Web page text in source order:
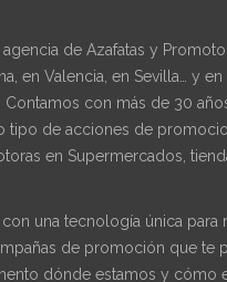
agencia de Azafatas y
en Valencia, en Sevilla… y en
Contamos con más de 30
tipo de acciones de
en Supermercados,
una tecnología única para
de promoción que te
dónde estamos y cómo